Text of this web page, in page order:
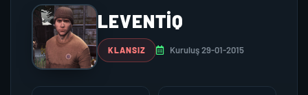
LEVENTIQ
KLANSIZ Kuruluş 29-01-2015